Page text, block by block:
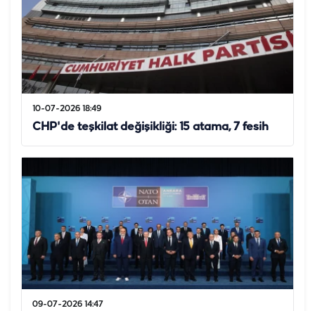
10-07-2026 18:49
CHP'de teşkilat değişikliği: 15 atama, 7 fesih
09-07-2026 14:47